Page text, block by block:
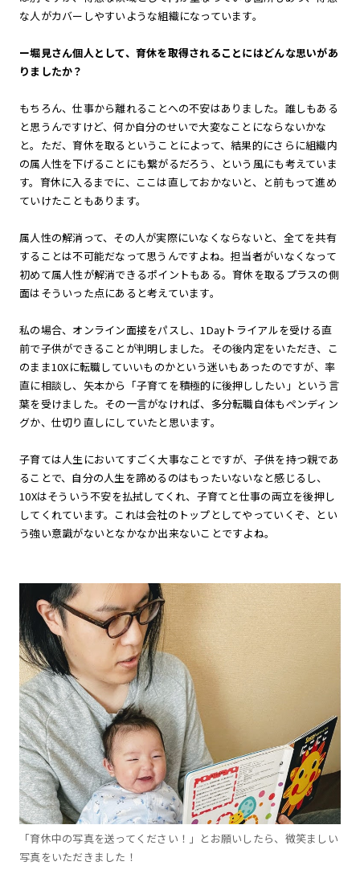
な人がカバーしやすいような組織になっています。
ー堀見さん個人として、育休を取得されることにはどんな思いがあ
りましたか？
もちろん、仕事から離れることへの不安はありました。誰しもある
と思うんですけど、何か自分のせいで大変なことにならないかな
と。ただ、育休を取るということによって、結果的にさらに組織内
の属人性を下げることにも繋がるだろう、という風にも考えていま
す。育休に入るまでに、ここは直しておかないと、と前もって進め
ていけたこともあります。
属人性の解消って、その人が実際にいなくならないと、全てを共有
することは不可能だなって思うんですよね。担当者がいなくなって
初めて属人性が解消できるポイントもある。育休を取るプラスの側
面はそういった点にあると考えています。
私の場合、オンライン面接をパスし、1Dayトライアルを受ける直
前で子供ができることが判明しました。その後内定をいただき、こ
のまま10Xに転職していいものかという迷いもあったのですが、率
直に相談し、矢本から「子育てを積極的に後押ししたい」という言
葉を受けました。その一言がなければ、多分転職自体もペンディン
グか、仕切り直しにしていたと思います。
子育ては人生においてすごく大事なことですが、子供を持つ親であ
ることで、自分の人生を諦めるのはもったいないなと感じるし、
10Xはそういう不安を払拭してくれ、子育てと仕事の両立を後押し
してくれています。これは会社のトップとしてやっていくぞ、とい
う強い意識がないとなかなか出来ないことですよね。
「育休中の写真を送ってください！」とお願いしたら、微笑ましい
写真をいただきました！